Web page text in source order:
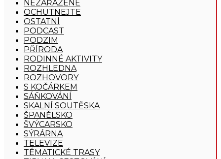
NEZAŘAZENÉ
OCHUTNEJTE
OSTATNÍ
PODCAST
PODZIM
PŘÍRODA
RODINNÉ AKTIVITY
ROZHLEDNA
ROZHOVORY
S KOČÁRKEM
SÁŇKOVÁNÍ
SKALNÍ SOUTĚSKA
ŠPANĚLSKO
ŠVÝCARSKO
SÝRÁRNA
TELEVIZE
TÉMATICKÉ TRASY